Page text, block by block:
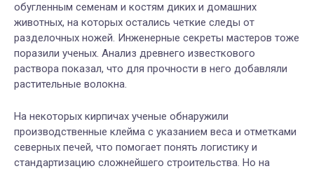
обугленным семенам и костям диких и домашних
животных, на которых остались четкие следы от
разделочных ножей. Инженерные секреты мастеров тоже
поразили ученых. Анализ древнего известкового
раствора показал, что для прочности в него добавляли
растительные волокна.
На некоторых кирпичах ученые обнаружили
производственные клейма с указанием веса и отметками
северных печей, что помогает понять логистику и
стандартизацию сложнейшего строительства. Но на